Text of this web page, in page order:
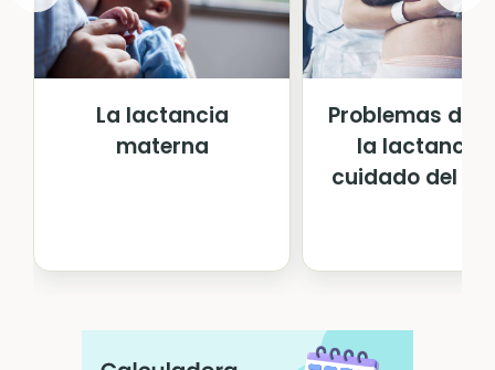
La lactancia
materna
Problemas
la lactancia
cuidado del